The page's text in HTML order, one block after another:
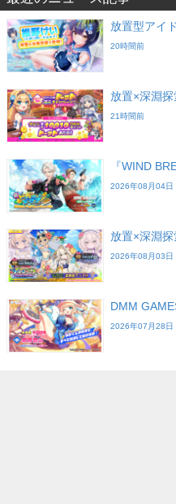
放置型アイ
20時間前
放置×深淵
21時間前
『WIND
2026年08月04日
放置×深淵
2026年08月03日
DMM
2026年07月28日